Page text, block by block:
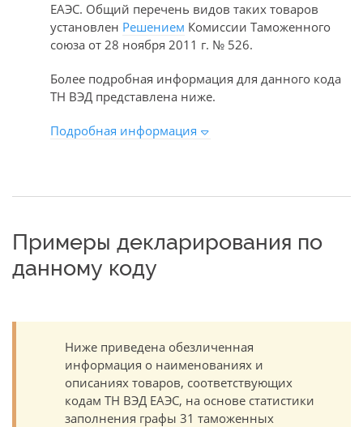
ЕАЭС. Общий перечень видов таких товаров
установлен Решением Комиссии Таможенного
союза от 28 ноября 2011 г. № 526.
Более подробная информация для данного кода
ТН ВЭД представлена ниже.
Подробная информация
Примеры декларирования по
данному коду
Ниже приведена обезличенная
информация о наименованиях и
описаниях товаров, соответствующих
кодам ТН ВЭД ЕАЭС, на основе статистики
заполнения графы 31 таможенных